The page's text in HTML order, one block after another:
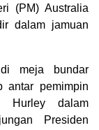
(PM) Australia
dalam jamuan
meja bundar
antar pemimpin
Hurley dalam
Presiden